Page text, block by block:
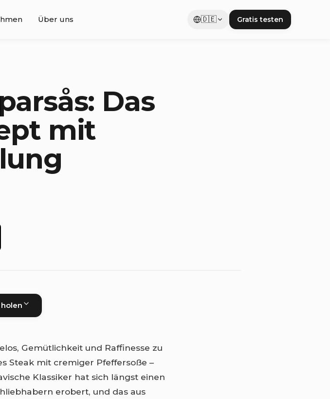
Über uns 🇩🇪 Gratis testen
Das
mit
Gemütlichkeit und Raffinesse zu
Steak mit cremiger Pfeffersoße –
Klassiker hat sich längst einen
erobert, und das aus